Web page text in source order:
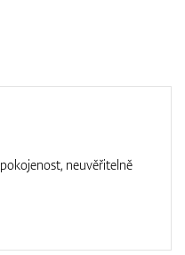
neuvěřitelně